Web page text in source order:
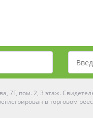
7Г, пом. 2, 3 этаж.
в торговом